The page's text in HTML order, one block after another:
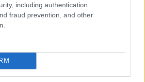
including authentication
fraud prevention, and other
Roma: le sanzioni per le pratiche